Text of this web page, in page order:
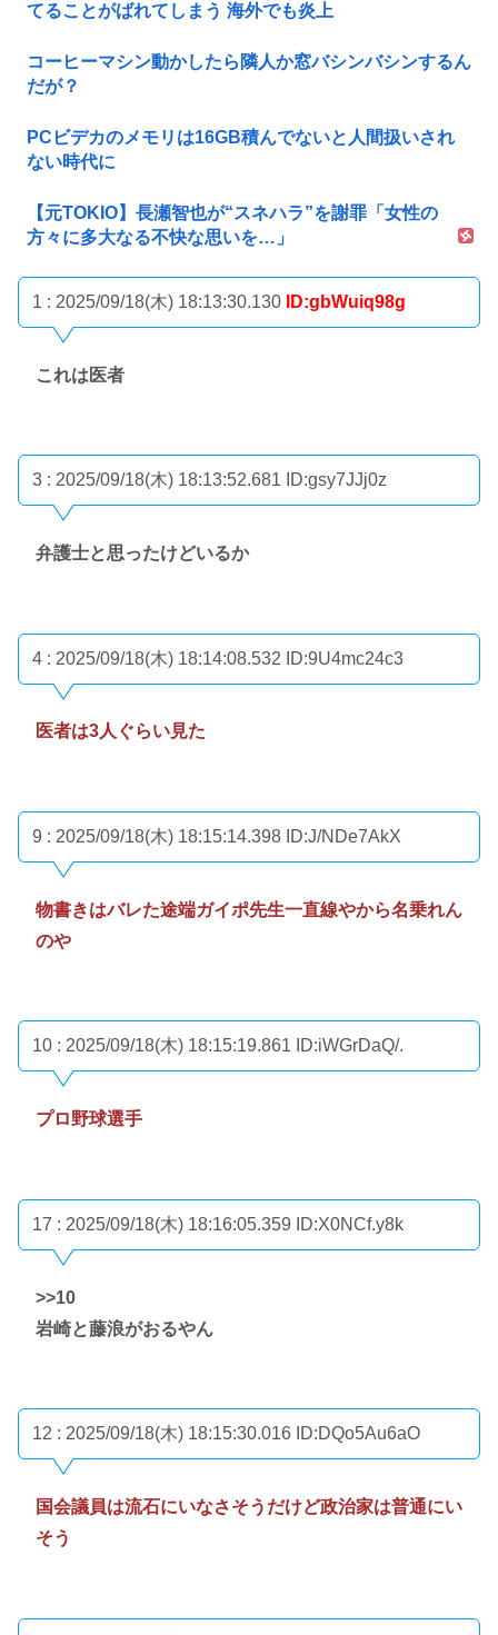
てることがばれてしまう 海外でも炎上
コーヒーマシン動かしたら隣人か窓バシンバシンするん
だが？
PCビデカのメモリは16GB積んでないと人間扱いされ
ない時代に
【元TOKIO】長瀬智也が“スネハラ”を謝罪「女性の
方々に多大なる不快な思いを…」
1 : 2025/09/18(木) 18:13:30.130 ID:gbWuiq98g
これは医者
3 : 2025/09/18(木) 18:13:52.681 ID:gsy7JJj0z
弁護士と思ったけどいるか
4 : 2025/09/18(木) 18:14:08.532 ID:9U4mc24c3
医者は3人ぐらい見た
9 : 2025/09/18(木) 18:15:14.398 ID:J/NDe7AkX
物書きはバレた途端ガイポ先生一直線やから名乗れん
のや
10 : 2025/09/18(木) 18:15:19.861 ID:iWGrDaQ/.
プロ野球選手
17 : 2025/09/18(木) 18:16:05.359 ID:X0NCf.y8k
>>10
岩崎と藤浪がおるやん
12 : 2025/09/18(木) 18:15:30.016 ID:DQo5Au6aO
国会議員は流石にいなさそうだけど政治家は普通にい
そう